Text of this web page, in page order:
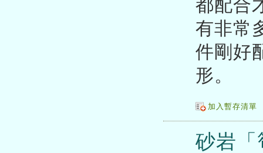
都配合
有非常
件剛好
形。
加入暫存清單
砂岩「